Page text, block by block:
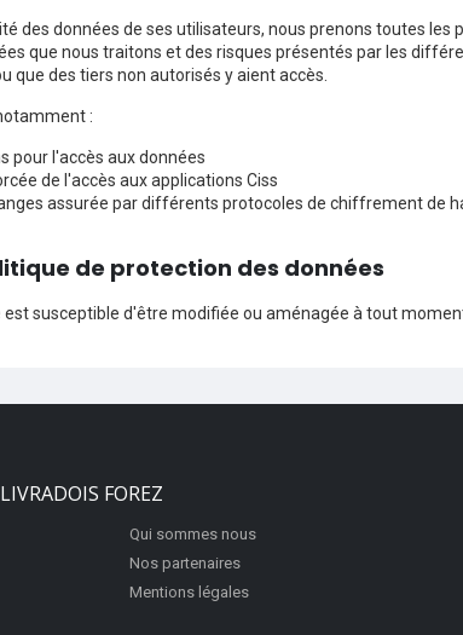
des données de ses utilisateurs, nous prenons toutes
que nous traitons et des risques présentés par les
que des tiers non autorisés y aient accès.
:
pour l'accès aux données
de l'accès aux applications Ciss
assurée par différents protocoles de chiffrement de
de protection des données
est susceptible d'être modifiée ou aménagée à tout
FOREZ
Qui sommes nous
Nos partenaires
Mentions légales